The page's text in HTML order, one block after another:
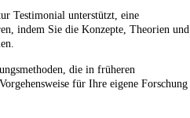
Testimonial unterstützt, eine
indem Sie die Konzepte, Theorien und
die in früheren
für Ihre eigene Forschung